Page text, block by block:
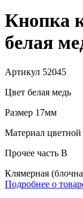
Кнопка
белая
Артикул 52045
Цвет белая медь
Размер 17мм
Материал цветной
Прочее часть B
Клямерная
Подробнее о